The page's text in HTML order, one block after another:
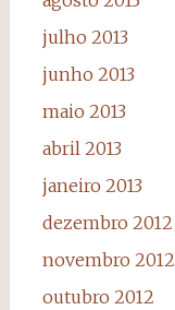
julho 2013
junho 2013
maio 2013
abril 2013
janeiro 2013
dezembro 2012
novembro 2012
outubro 2012